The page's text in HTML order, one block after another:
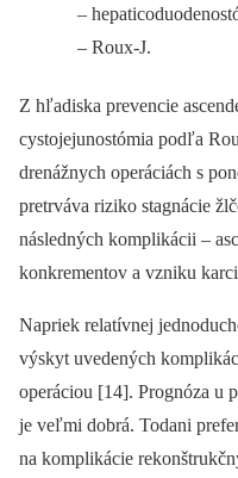
–⁠
–⁠ Roux-J.
Z hľadiska prevencie
cystojejunostómia podľa
drenážnych operáciách s
pretrváva riziko stagnácie
následných komplikácii –⁠
konkrementov a vzniku
Napriek relatívnej
výskyt uvedených
operáciou [14]. Prognóza u
je veľmi dobrá. Todani
na komplikácie